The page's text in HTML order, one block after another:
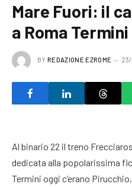
Mare Fuori: il
a Roma Termini
BY REDAZIONE EZROME
Al binario 22 il treno
dedicata alla popolarissima
Termini oggi c’erano